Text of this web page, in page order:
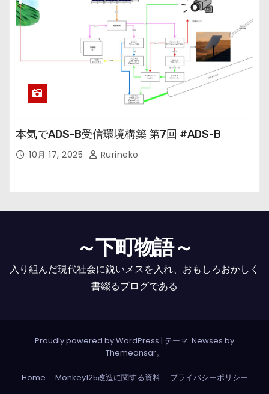
本気でADS-B受信環境構築 第7回 #ADS-B
10月 17, 2025 Rurineko
～下町物語～
入り組んだ現代社会に鋭いメスを入れ、おもしろおかしく
書綴るブログである
Proudly powered by WordPress | テーマ: Newses by
Themeansar。
Home Monkey125改造に関する資料
プライバシーポリシー